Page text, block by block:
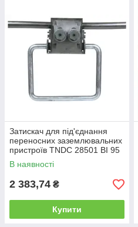
Затискач для під'єднання
переносних заземлювальних
пристроїв TNDC 28501 BI 95
95-300 мм² SICAME,
проколювальний затискач зі
скобою
В наявності
2 383,74 ₴
Купити